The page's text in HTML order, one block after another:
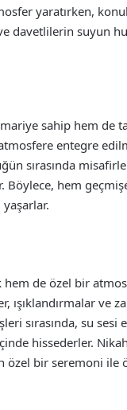
yaratırken,
davetlilerin suyun
sahip hem
entegre
sırasında
Böylece, hem
hem de özel bir
ışıklandırmalar ve
sırasında, su sesi
hissederler.
özel bir seremoni ile